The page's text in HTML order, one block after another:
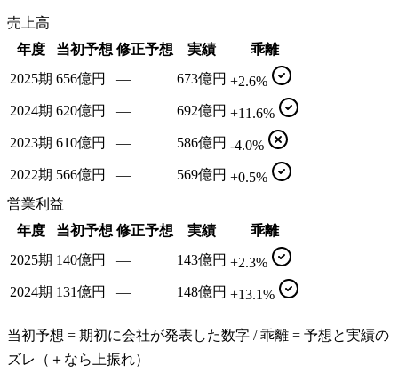
売上高
年度
当初予想 修正予想 実績
乖離
2025期 656億円 — 673億円 +2.6%
2024期 620億円 — 692億円 +11.6%
2023期 610億円 — 586億円 -4.0%
2022期 566億円 — 569億円 +0.5%
営業利益
年度
当初予想 修正予想 実績
乖離
2025期 140億円 — 143億円 +2.3%
2024期 131億円 — 148億円 +13.1%
当初予想 = 期初に会社が発表した数字 / 乖離 = 予想と実績の
ズレ（＋なら上振れ）